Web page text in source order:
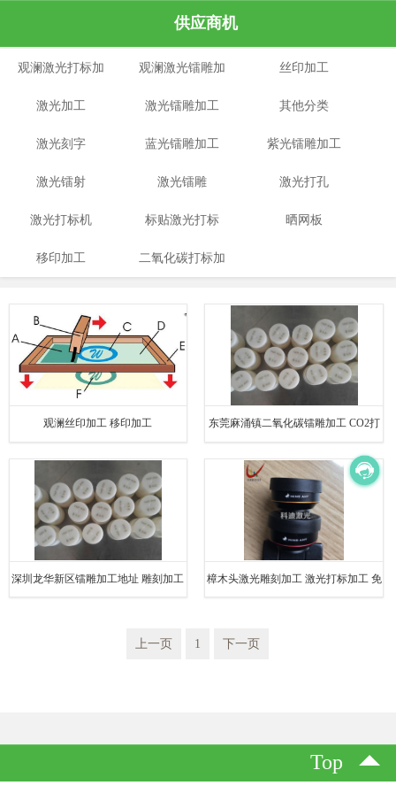
供应商机
观澜激光打标加
工
观澜激光镭雕加
工
丝印加工
激光加工 激光镭雕加工 其他分类
激光刻字 蓝光镭雕加工 紫光镭雕加工
激光镭射 激光镭雕 激光打孔
激光打标机 标贴激光打标 晒网板
移印加工 二氧化碳打标加
观澜丝印加工 移印加工 东莞麻涌镇二氧化碳镭雕加工 CO2打
深圳龙华新区镭雕加工地址 雕刻加工 樟木头激光雕刻加工 激光打标加工 免
上一页 1 下一页
Top